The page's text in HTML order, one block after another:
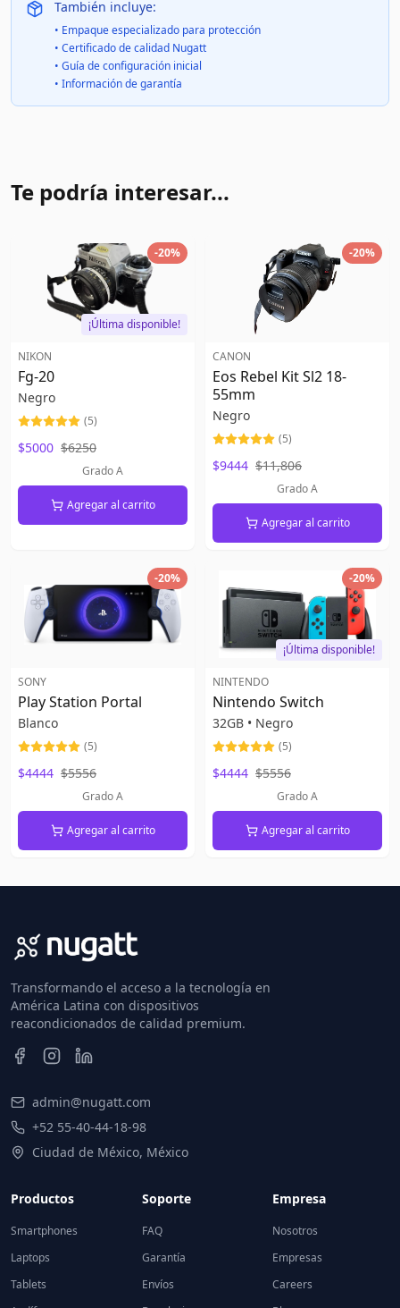
También incluye:
• Empaque especializado para protección
• Certificado de calidad Nugatt
• Guía de configuración inicial
• Información de garantía
Te podría interesar...
-20%
¡Última disponible!
NIKON
Fg-20
Negro
(5)
$5000 $6250
Grado A
Agregar al carrito
-20%
CANON
Eos Rebel Kit Sl2 18-
55mm
Negro
(5)
$9444 $11,806
Grado A
Agregar al carrito
-20%
SONY
Play Station Portal
Blanco
(5)
$4444 $5556
Grado A
Agregar al carrito
-20%
¡Última disponible!
NINTENDO
Nintendo Switch
32GB • Negro
(5)
$4444 $5556
Grado A
Agregar al carrito
Transformando el acceso a la tecnología en
América Latina con dispositivos
reacondicionados de calidad premium.
admin@nugatt.com
+52 55-40-44-18-98
Ciudad de México, México
Productos
Smartphones
Laptops
Tablets
Soporte
FAQ
Garantía
Envíos
Empresa
Nosotros
Empresas
Careers